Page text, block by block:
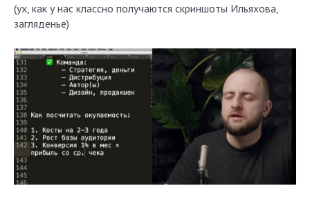
(ух, как у нас классно получаются скриншоты Ильяхова,
загляденье)